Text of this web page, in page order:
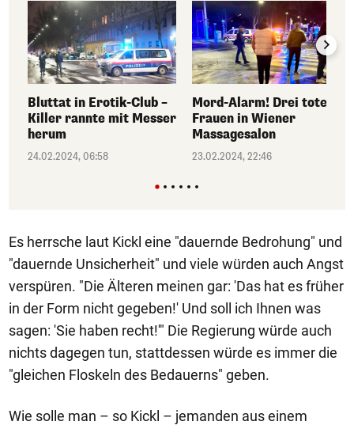
Bluttat in Erotik-Club –
Killer rannte mit Messer
herum
24.02.2024, 06:58
Mord-Alarm! Drei tote
Frauen in Wiener
Massagesalon
23.02.2024, 22:46
Es herrsche laut Kickl eine "dauernde Bedrohung" und
"dauernde Unsicherheit" und viele würden auch Angst
verspüren. "Die Älteren meinen gar: 'Das hat es früher
in der Form nicht gegeben!' Und soll ich Ihnen was
sagen: 'Sie haben recht!'" Die Regierung würde auch
nichts dagegen tun, stattdessen würde es immer die
"gleichen Floskeln des Bedauerns" geben.
Wie solle man – so Kickl – jemanden aus einem